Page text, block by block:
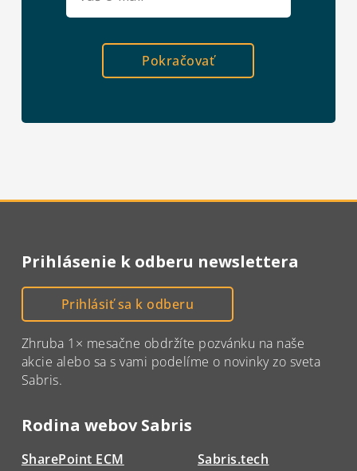
Pokračovať
Prihlásenie k odberu newslettera
Prihlásiť sa k odberu
Zhruba 1× mesačne obdržíte pozvánku na naše
akcie alebo sa s vami podelíme o novinky zo sveta
Sabris.
Rodina webov Sabris
SharePoint ECM
Sabris.tech